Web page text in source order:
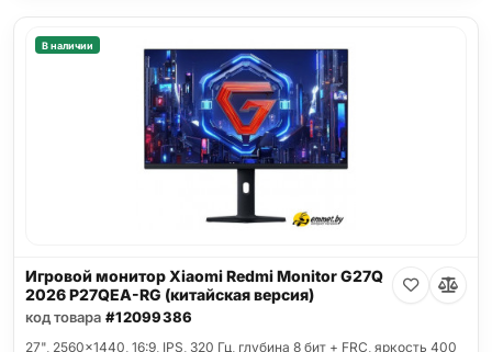
В наличии
Игровой монитор Xiaomi Redmi Monitor G27Q
2026 P27QEA-RG (китайская версия)
код товара #12099386
27", 2560x1440, 16:9, IPS, 320 Гц, глубина 8 бит + FRC, яркость 400